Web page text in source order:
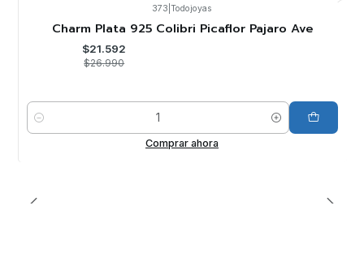
373 Todojoyas
Charm Plata 925 Colibri Picaflor Pajaro Ave
$21.592
$26.990
Cantidad
Comprar ahora